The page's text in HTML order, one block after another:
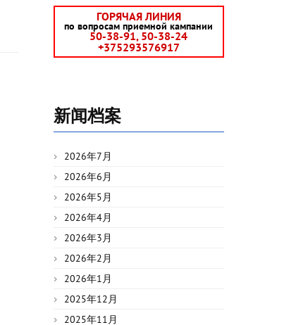
ГОРЯЧАЯ ЛИНИЯ
по вопросам приемной кампании
50-38-91, 50-38-24
+375293576917
新闻档案
2026年7月
2026年6月
2026年5月
2026年4月
2026年3月
2026年2月
2026年1月
2025年12月
2025年11月